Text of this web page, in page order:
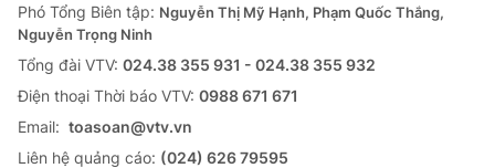
Phó Tổng Biên tập: Nguyễn Thị Mỹ Hạnh, Phạm Quốc Thắng,
Nguyễn Trọng Ninh
Tổng đài VTV: 024.38 355 931 - 024.38 355 932
Ðiện thoại Thời báo VTV: 0988 671 671
Email: toasoan@vtv.vn
Liên hệ quảng cáo: (024) 626 79595